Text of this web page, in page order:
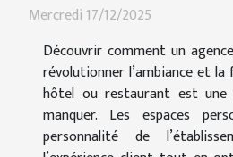
Mercredi 17/12/2025
Découvrir comment un
révolutionner l’ambiance et
hôtel ou restaurant est
manquer. Les espaces
personnalité de